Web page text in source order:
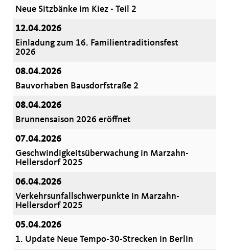
Neue Sitzbänke im Kiez - Teil 2
12.04.2026
Einladung zum 16. Familientraditionsfest
2026
08.04.2026
Bauvorhaben Bausdorfstraße 2
08.04.2026
Brunnensaison 2026 eröffnet
07.04.2026
Geschwindigkeitsüberwachung in Marzahn-
Hellersdorf 2025
06.04.2026
Verkehrsunfallschwerpunkte in Marzahn-
Hellersdorf 2025
05.04.2026
1. Update Neue Tempo-30-Strecken in Berlin